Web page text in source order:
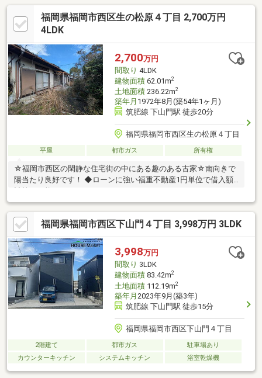
ファーム搭載 】蓄電池・床暖房付きの省エネ住宅・【 駐車2台可
】カーポート付きのゆとりある敷地・【 区画整理地内 】整った街
並みが魅力の住宅地－－－－－－－－－－－－－－－
福岡県福岡市西区生の松原４丁目 2,700万円
4LDK
2,700万円
間取り 4LDK
建物面積62.01m2
土地面積236.22m2
築年月 1972年8月(築54年1ヶ月)
筑肥線 下山門駅 徒歩20分
福岡県福岡市西区生の松原４丁目
平屋 都市ガス 所有権
☆福岡市西区の閑静な住宅街の中にある趣のある古家☆南向きで
陽当たり良好です！ ◆ローンに強い福重不動産1円単位で借入額
福岡県福岡市西区下山門４丁目 3,998万円 3LDK
3,998万円
間取り 3LDK
建物面積83.42m2
土地面積112.19m2
築年月 2023年9月(築3年)
筑肥線 下山門駅 徒歩15分
福岡県福岡市西区下山門４丁目
2階建て 都市ガス
駐車場あり
カウンターキッチン
システムキッチン 浴室乾燥機